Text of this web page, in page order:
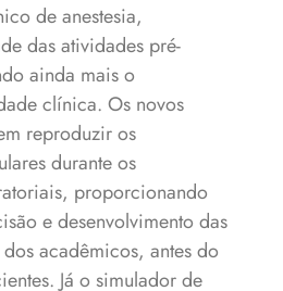
de anestesia,
das atividades pré-
ainda mais o
clínica. Os novos
reproduzir os
durante os
proporcionando
e desenvolvimento das
acadêmicos, antes do
Já o simulador de